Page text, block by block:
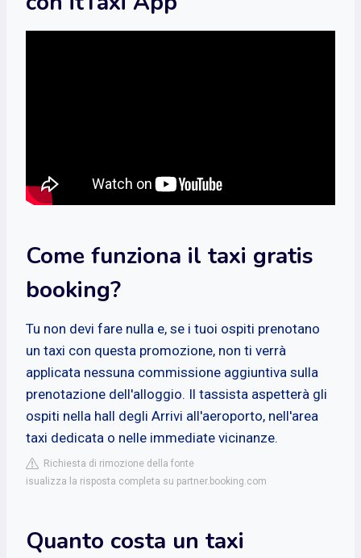
Come funziona il taxi gratis
booking?
Tu non devi fare nulla e, se i tuoi ospiti prenotano
un taxi con questa promozione, non ti verrà
applicata nessuna commissione aggiuntiva sulla
prenotazione dell'alloggio. Il tassista aspetterà gli
ospiti nella hall degli Arrivi all'aeroporto, nell'area
taxi dedicata o nelle immediate vicinanze.
Richiesta di rimozione della fonte
isualizza la risposta completa su partner.booking.com
Quanto costa un taxi